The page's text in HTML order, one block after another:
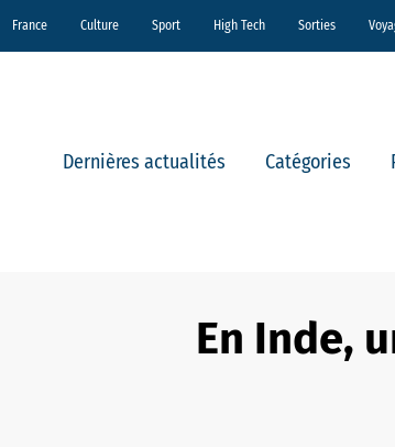
France Culture Sport High Tech Sorties
Dernières actualités Catégories
En Inde,